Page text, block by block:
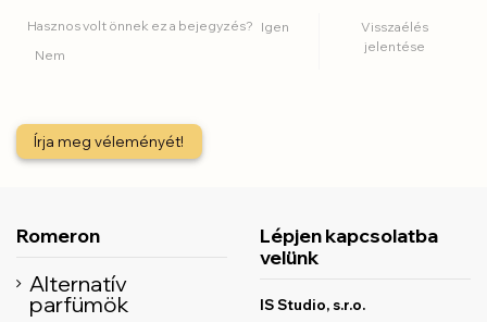
Hasznos volt önnek ez a bejegyzés? Igen
Nem
Visszaélés
jelentése
Írja meg véleményét!
Romeron
Alternatív
parfümök
Lépjen kapcsolatba
velünk
IS Studio, s.r.o.